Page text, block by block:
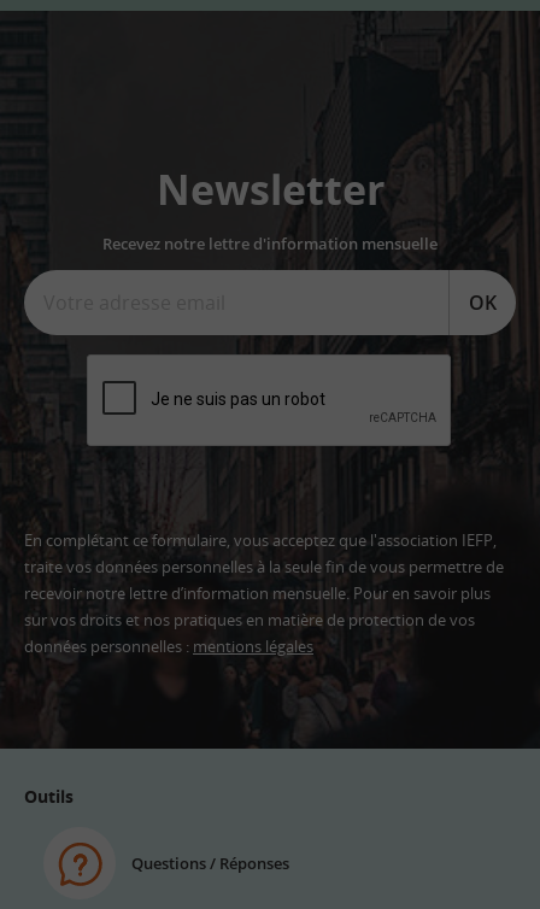
Newsletter
Recevez notre lettre d'information mensuelle
OK
En complétant ce formulaire, vous acceptez que l'association IEFP,
traite vos données personnelles à la seule fin de vous permettre de
recevoir notre lettre d’information mensuelle. Pour en savoir plus
sur vos droits et nos pratiques en matière de protection de vos
données personnelles : mentions légales
Outils
Questions / Réponses